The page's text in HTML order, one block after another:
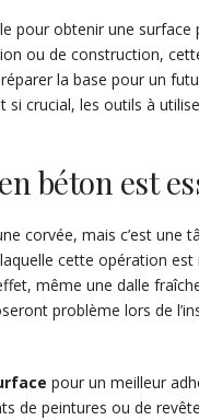
pour obtenir une
ou de construction,
la base pour un
crucial, les outils à
béton est
corvée, mais c’est une
cette opération est
même une dalle
problème lors de
pour un meilleur
de peintures ou de